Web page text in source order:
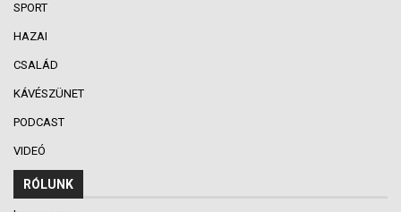
SPORT
HAZAI
CSALÁD
KÁVÉSZÜNET
PODCAST
VIDEÓ
RÓLUNK